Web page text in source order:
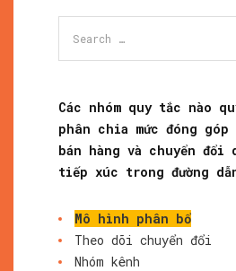
Các nhóm quy tắc nào
phân chia mức đóng
bán hàng và chuyển đổi
tiếp xúc trong đường
Mô hình phân bổ
Theo dõi chuyển đổi
Nhóm kênh